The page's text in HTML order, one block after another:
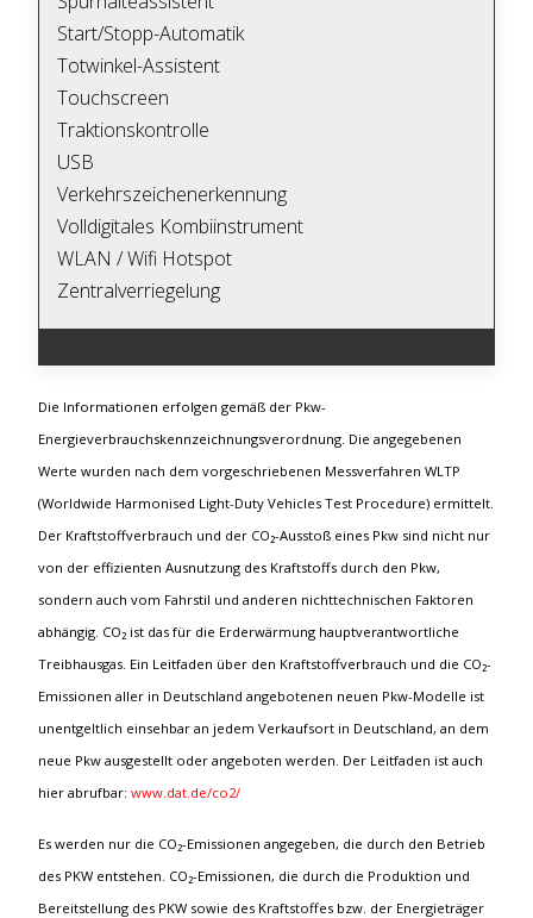
Start/Stopp-Automatik
Totwinkel-Assistent
Touchscreen
Traktionskontrolle
USB
Verkehrszeichenerkennung
Volldigitales Kombiinstrument
WLAN / Wifi Hotspot
Zentralverriegelung
Die Informationen erfolgen gemäß der Pkw-
Energieverbrauchskennzeichnungsverordnung. Die angegebenen
Werte wurden nach dem vorgeschriebenen Messverfahren WLTP
(Worldwide Harmonised Light-Duty Vehicles Test Procedure) ermittelt.
Der Kraftstoffverbrauch und der CO₂-Ausstoß eines Pkw sind nicht nur
von der effizienten Ausnutzung des Kraftstoffs durch den Pkw,
sondern auch vom Fahrstil und anderen nichttechnischen Faktoren
abhängig. CO₂ ist das für die Erderwärmung hauptverantwortliche
Treibhausgas. Ein Leitfaden über den Kraftstoffverbrauch und die CO₂-
Emissionen aller in Deutschland angebotenen neuen Pkw-Modelle ist
unentgeltlich einsehbar an jedem Verkaufsort in Deutschland, an dem
neue Pkw ausgestellt oder angeboten werden. Der Leitfaden ist auch
hier abrufbar: www.dat.de/co2/
Es werden nur die CO₂-Emissionen angegeben, die durch den Betrieb
des PKW entstehen. CO₂-Emissionen, die durch die Produktion und
Bereitstellung des PKW sowie des Kraftstoffes bzw. der Energieträger